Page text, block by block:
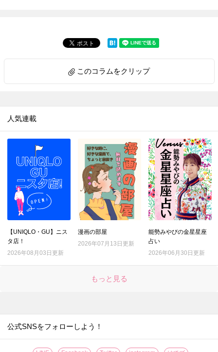
このコラムをクリップ
人気連載
【UNIQLO・GU】ニス
タ店！
2026年08月03日更新
漫画の部屋
2026年07月13日更新
能勢みやびの金星星座
占い
2026年06月30日更新
もっと見る
公式SNSをフォローしよう！